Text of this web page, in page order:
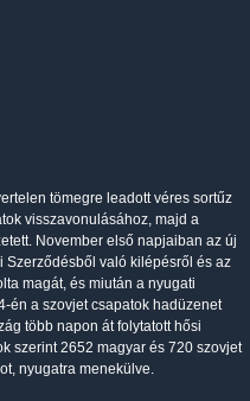
tömegre leadott véres sortűz
visszavonulásához, majd a
November első napjaiban az új
Szerződésből való kilépésről és az
magát, és miután a nyugati
én a szovjet csapatok hadüzenet
több napon át folytatott hősi
szerint 2652 magyar és 720 szovjet
nyugatra menekülve.